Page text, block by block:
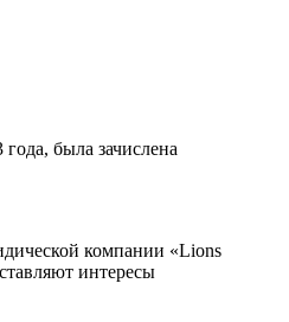
была зачислена
компании «Lions
интересы